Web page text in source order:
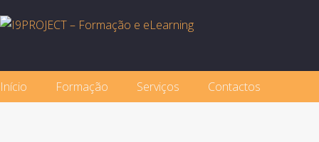
Início Formação Serviços Contactos